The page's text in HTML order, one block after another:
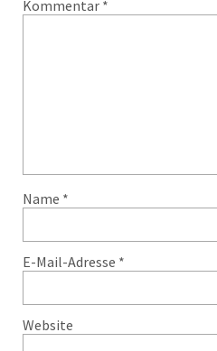
Kommentar *
Name *
E-Mail-Adresse *
Website